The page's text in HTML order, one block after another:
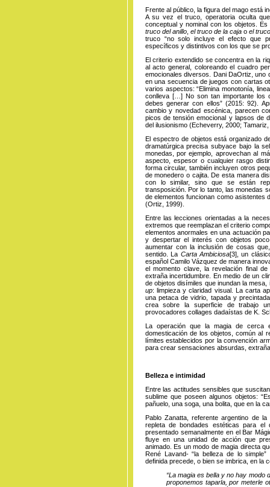
Frente al público, la figura del mago está
A su vez el truco, operatoria oculta
conceptual y nominal con los objetos.
truco del anillo, el truco de la caja oel
truco “no solo incluye el efecto que
específicos y distintivos con los que se
El criterio extendido se concentra en la
al acto general, coloreando el cuadro
emocionales diversos. Dani DaOrtiz, uno
en una secuencia de juegos con cartas
varios aspectos: “Elimina monotonía,
conlleva […] No son tan importante los
debes generar con ellos” (2015: 92).
cambio y novedad escénica, parecen
picos de tensión emocional y lapsos de
del ilusionismo (Echeverry, 2000;
El espectro de objetos está organizado
dramatúrgica precisa subyace bajo la
monedas, por ejemplo, aprovechan al
aspecto, espesor o cualquier rasgo
forma circular, también incluyen otros
de monedero o cajita. De esta manera
con lo similar, sino que se están
transposición. Por lo tanto, las monedas
de elementos funcionan como asistentes
(Ortiz, 1999).
Entre las lecciones orientadas a la
extremos que reemplazan el criterio
elementos anormales en una actuación
y despertar el interés con objetos
aumentar con la inclusión de cosas
sentido.La Carta Ambiciosa[3] , un
español Camilo Vázquez de manera
el momento clave, la revelación final
extraña incertidumbre. En medio de un
de objetos disímiles que inundan la
up: limpieza y claridad visual. La carta
una petaca de vidrio, tapada y
crea sobre la superficie de trabajo
provocadores collages dadaístas de K.
La operación que la magia de cerca
domesticación de los objetos, común al
límites establecidos por la convención
para crear sensaciones absurdas,
Belleza e intimidad
Entre las actitudes sensibles que
sublime que poseen algunos objetos:
pañuelo, una soga, una bolita, que en la
Pablo Zanatta, referente argentino de
repleta de bondades estéticas para
presentado semanalmente en el Bar
fluye en una unidad de acción que
animado. Es un modo de magia directa
René Lavand- “la belleza de lo
definida precede, o bien se imbrica, en la
“La magia es bella y no hay modo
proponemos taparla, por meterle